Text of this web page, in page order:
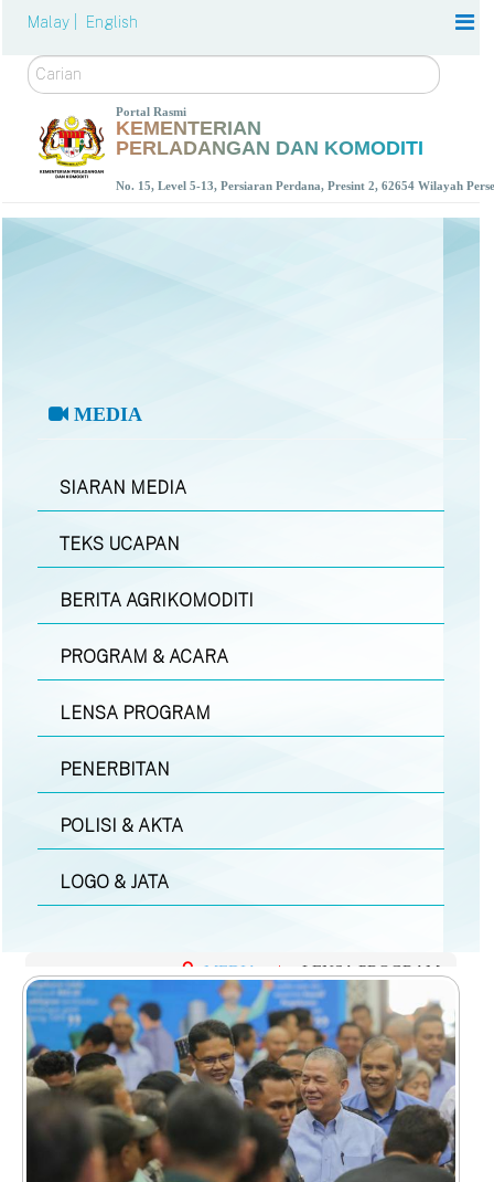
Malay | English
Carian
Portal Rasmi
KEMENTERIAN
PERLADANGAN DAN KOMODITI
No. 15, Level 5-13, Persiaran Perdana, Presint 2, 62654 Wilayah
MEDIA
SIARAN MEDIA
TEKS UCAPAN
BERITA AGRIKOMODITI
PROGRAM & ACARA
LENSA PROGRAM
PENERBITAN
POLISI & AKTA
LOGO & JATA
MEDIA | LENSA PROGRAM